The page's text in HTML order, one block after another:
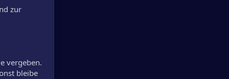
zur
vergeben.
bleibe